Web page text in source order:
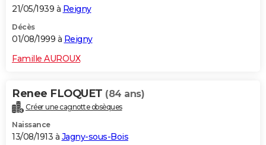
21/05/1939 à Reigny
Décès
01/08/1999 à Reigny
Famille AUROUX
Renee FLOQUET (84 ans)
Créer une cagnotte obsèques
Naissance
13/08/1913 à Jagny-sous-Bois